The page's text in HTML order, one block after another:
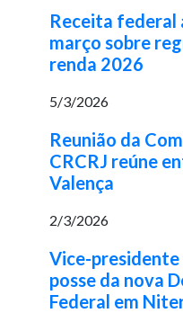
Receita federal
março sobre
renda 2026
5/3/2026
Reunião da
CRCRJ reúne
Valença
2/3/2026
Vice-
posse da nova
Federal em